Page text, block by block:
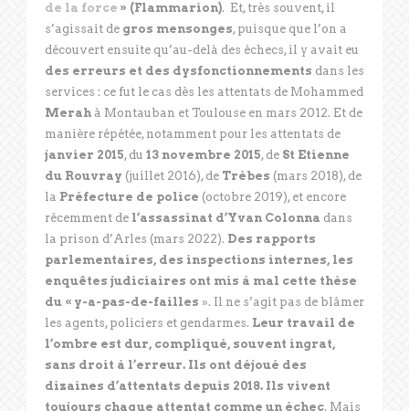
de la force » (Flammarion). Et, très souvent, il
s’agissait de gros mensonges, puisque que l’on a
découvert ensuite qu’au-delà des échecs, il y avait eu
des erreurs et des dysfonctionnements dans les
services : ce fut le cas dès les attentats de Mohammed
Merah à Montauban et Toulouse en mars 2012. Et de
manière répétée, notamment pour les attentats de
janvier 2015, du 13 novembre 2015, de St Etienne
du Rouvray (juillet 2016), de Trèbes (mars 2018), de
la Préfecture de police (octobre 2019), et encore
récemment de l’assassinat d’Yvan Colonna dans
la prison d’Arles (mars 2022). Des rapports
parlementaires, des inspections internes, les
enquêtes judiciaires ont mis à mal cette thèse
du « y-a-pas-de-failles ». Il ne s’agit pas de blâmer
les agents, policiers et gendarmes. Leur travail de
l’ombre est dur, compliqué, souvent ingrat,
sans droit à l’erreur. Ils ont déjoué des
dizaines d’attentats depuis 2018. Ils vivent
toujours chaque attentat comme un échec. Mais